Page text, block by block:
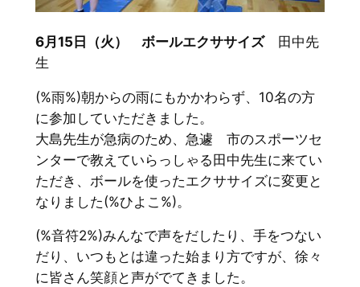
6月15日（火） ボールエクササイズ田中先
生
(%雨%)朝からの雨にもかかわらず、10名の方
に参加していただきました。
大島先生が急病のため、急遽 市のスポーツセ
ンターで教えていらっしゃる田中先生に来てい
ただき、ボールを使ったエクササイズに変更と
なりました(%ひよこ%)。
(%音符2%)みんなで声をだしたり、手をつない
だり、いつもとは違った始まり方ですが、徐々
に皆さん笑顔と声がでてきました。